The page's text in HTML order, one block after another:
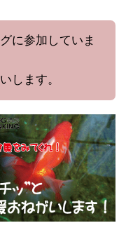
に参加していま
します。